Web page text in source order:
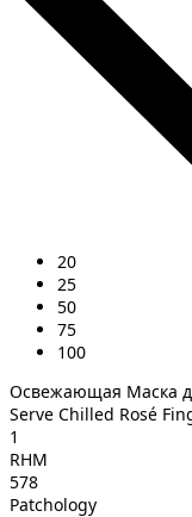
20
25
50
75
100
Освежающая Маска
Serve Chilled Rosé
1
RHM
578
Patchology